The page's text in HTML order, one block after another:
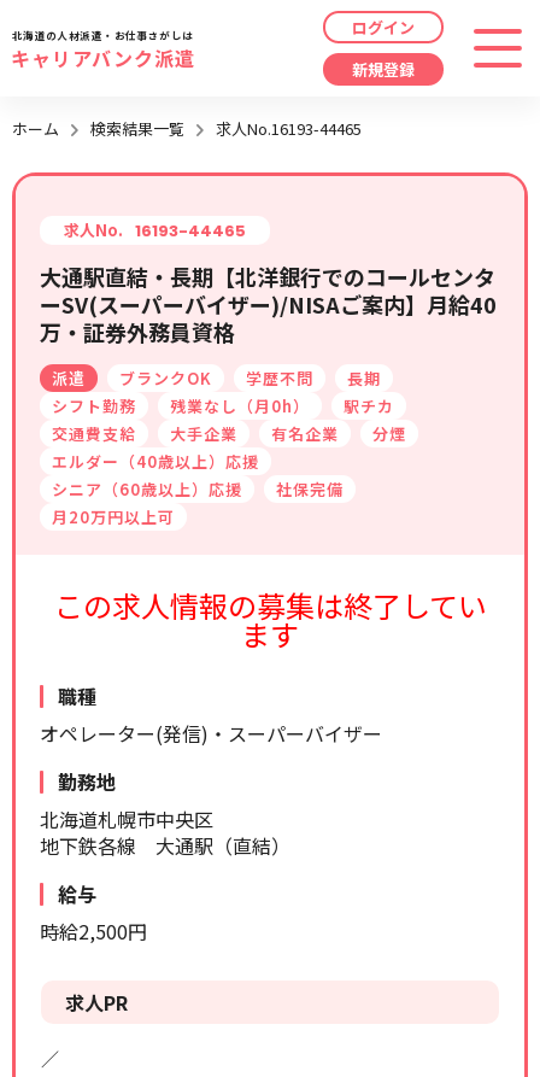
職種 指定なし
給与 時給/日給/月給から選択
こだわり 指定なし
キーワード 指定なし
最近見た求人
最近利用した検索条件
検索履歴はありません。
北海道の人材派遣・お仕事さがしは
キャリアバンク派遣
ログイン
新規登録
ホーム 検索結果一覧 求人No.16193-44465
求人No. 16193-44465
大通駅直結・長期【北洋銀行でのコールセンタ
ーSV(スーパーバイザー)/NISAご案内】月給40
万・証券外務員資格
派遣 ブランクOK 学歴不問
長期
シフト勤務
残業なし（月0h）
駅チカ
交通費支給
大手企業 有名企業
分煙
エルダー（40歳以上）応援
シニア（60歳以上）応援
社保完備
月20万円以上可
この求人情報の募集は終了してい
ます
職種
オペレーター(発信)・スーパーバイザー
勤務地
北海道札幌市中央区
地下鉄各線 大通駅（直結）
給与
時給2,500円
求人PR
／